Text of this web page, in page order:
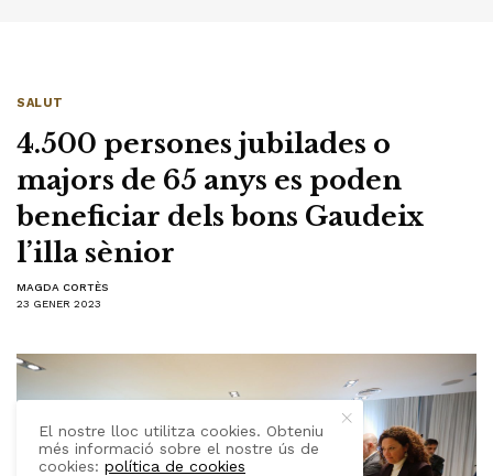
SALUT
4.500 persones jubilades o
majors de 65 anys es poden
beneficiar dels bons Gaudeix
l’illa sènior
MAGDA CORTÈS
23 GENER 2023
El nostre lloc utilitza cookies. Obteniu
més informació sobre el nostre ús de
cookies:política de cookies